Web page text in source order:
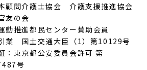
本顧問介護士協会 介護支援推進協会
友の会
動推進都民センター賛助会員
業 国土交通大臣（1）第10129号
：東京都公安委員会許可 第
号